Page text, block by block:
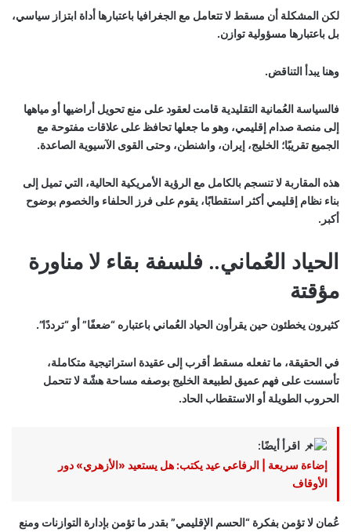
لكن المشكلة أن مسقط لا تتعامل مع الجغرافيا باعتبارها أداة ابتزاز سياسي،
بل باعتبارها مسؤولية توازن.
وهنا يبدأ التناقض.
فالسياسة العُمانية التقليدية قامت لعقود على منع تحويل أراضيها أو مياهها
إلى منصة صدام إقليمي، وهو ما جعلها تحافظ على علاقات مفتوحة مع
الجميع تقريبًا؛ الخليج، إيران، واشنطن، وحتى القوى الآسيوية الصاعدة.
هذه المقاربة لا تنسجم بالكامل مع الرؤية الأمريكية الحالية، التي تميل إلى
بناء نظام إقليمي أكثر استقطابًا، يقوم على فرز الحلفاء والخصوم بوضوح
أكبر.
الحياد العُماني.. فلسفة بقاء لا مناورة
مؤقتة
كثيرون يخطئون حين يقرأون الحياد العُماني باعتباره “ضعفًا” أو “ترددًا”.
في الحقيقة، ما تفعله مسقط أقرب إلى عقيدة استراتيجية متكاملة،
تأسست على فهم عميق لطبيعة الخليج بوصفه مساحة هشّة لا تتحمل
الحروب الطويلة أو الاستقطاب الحاد.
اقرأ أيضًا:
إضاءة سريعة | الرفاعي عيد يكتب: هل يستعيد «الأزهري» دور
الأوقاف
عُمان لا تؤمن بفكرة “الحسم الإقليمي” بقدر ما تؤمن بإدارة التوازنات ومنع